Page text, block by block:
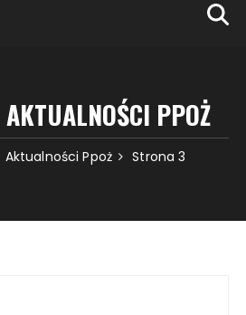
AKTUALNOŚCI PPOŻ
Aktualności Ppoż Strona 3